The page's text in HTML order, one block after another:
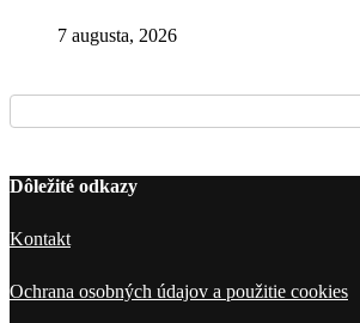
7 augusta, 2026
Dôležité odkazy
Kontakt
Ochrana osobných údajov a použitie cookies